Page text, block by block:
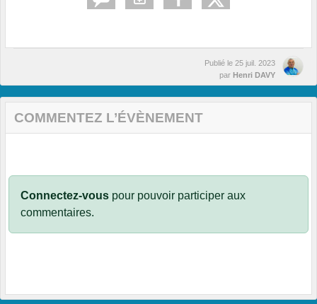
Publié le 25 juil. 2023
par Henri DAVY
COMMENTEZ L’ÉVÈNEMENT
Connectez-vous pour pouvoir participer aux
commentaires.